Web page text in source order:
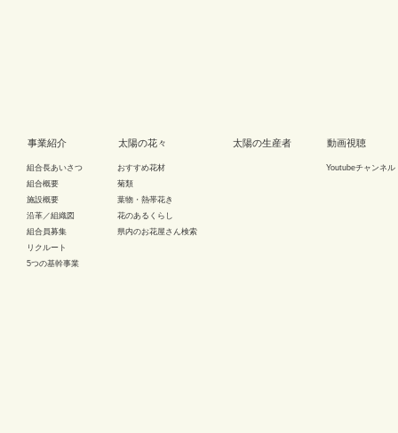
事業紹介
組合長あいさつ
組合概要
施設概要
沿革／組織図
組合員募集
リクルート
5つの基幹事業
太陽の花々
おすすめ花材
菊類
葉物・熱帯花き
花のあるくらし
県内のお花屋さん検索
太陽の生産者 動画視聴
Youtubeチャンネル